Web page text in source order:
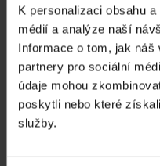
K personalizaci obsahu
médií a analýze naší
Informace o tom, jak
partnery pro sociální
údaje mohou
poskytli nebo které
služby.